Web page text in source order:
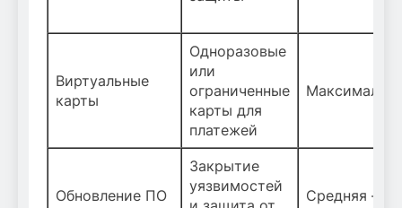
Виртуальные
карты
Одноразовые
или
ограниченные
карты для
платежей
Обновление ПО
Закрытие
уязвимостей
Средняя —